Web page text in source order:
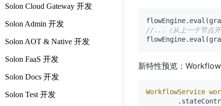
Solon Cloud Gateway 开发
Solon Admin 开发
Solon AOT & Native 开发
Solon FaaS 开发
Solon Docs 开发
Solon Test 开发
//...（从上一个节点开
新特性预览：
WorkflowService